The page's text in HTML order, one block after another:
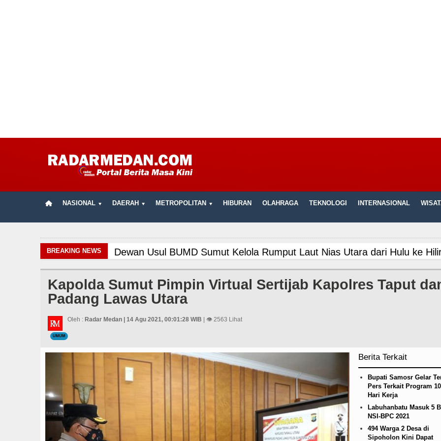
NASIONAL DAERAH METROPOLITAN HIBURAN OLAHRAGA TEKNOLOGI INTERNASIONAL
BREAKING NEWS Dewan Usul BUMD Sumut Kelola Rumput Laut Nias Utara dari Hulu ke
Gubernur Bobby Nasution Siapkan Rumah Produksi Kelapa di Nias Utara
Masyarakat Desak APH Bongkar Penadah Kayu Hutan illegal di Karo
Serapan Anggaran Terendah, Inspektorat Soroti Kinerja Kadis
Bayern Munich Menang Tipis Atas Aston Villa Laga Persahabatan di Hong
Dugaan Penyimpangan Dana BOS TA 2025, Jurnalis Surati SMPN 1
PSG vs Manchester United Laga Persahabatan di Swedia 8 Agustus
Kapolda Sumut Pimpin Virtual Sertijab Kapolres Taput
Padang Lawas Utara
Oleh : Radar Medan | 14 Agu 2021, 00:01:28 WIB | 👁 2563 Lihat
UMUM
Berita Terkait
Bupati Samosr Gelar
Pers Terkait Program
Hari Kerja
Labuhanbatu Masuk 5
NSI-BPC 2021
494 Warga 2 Desa di
Sipoholon Kini Dapat